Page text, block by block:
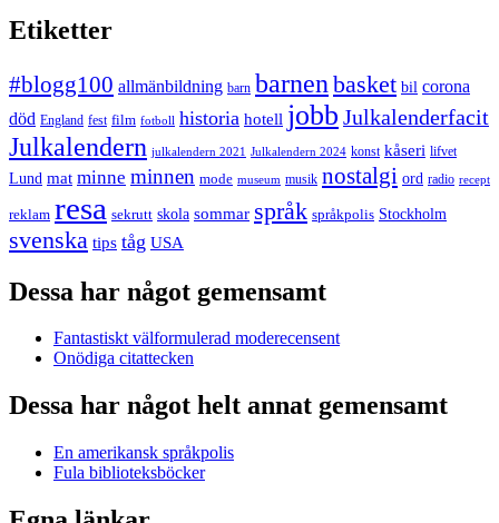
Etiketter
#blogg100 allmänbildning barn barnen basket bil corona
död England fest film fotboll historia hotell jobb Julkalenderfacit
Julkalendern julkalendern 2021 Julkalendern 2024 konst kåseri lifvet
Lund mat minne minnen mode museum musik nostalgi ord radio recept
reklam resa sekrutt skola sommar språk språkpolis Stockholm
svenska tips tåg USA
Dessa har något gemensamt
Fantastiskt välformulerad moderecensent
Onödiga citattecken
Dessa har något helt annat gemensamt
En amerikansk språkpolis
Fula biblioteksböcker